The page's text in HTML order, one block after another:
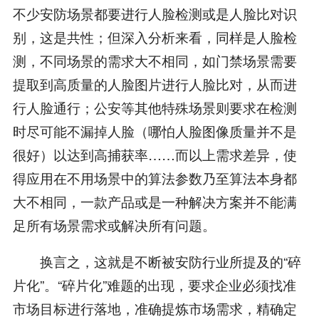
不少安防场景都要进行人脸检测或是人脸比对识
别，这是共性；但深入分析来看，同样是人脸检
测，不同场景的需求大不相同，如门禁场景需要
提取到高质量的人脸图片进行人脸比对，从而进
行人脸通行；公安等其他特殊场景则要求在检测
时尽可能不漏掉人脸（哪怕人脸图像质量并不是
很好）以达到高捕获率……而以上需求差异，使
得应用在不用场景中的算法参数乃至算法本身都
大不相同，一款产品或是一种解决方案并不能满
足所有场景需求或解决所有问题。
换言之，这就是不断被安防行业所提及的“碎
片化”。“碎片化”难题的出现，要求企业必须找准
市场目标进行落地，准确提炼市场需求，精确定